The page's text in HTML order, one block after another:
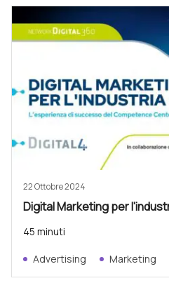
22 Ottobre 2024
Digital Marketing per
45 minuti
Advertising Marketing